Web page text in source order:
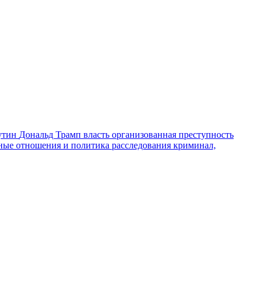
Дональд Трамп власть организованная преступность
отношения и политика расследования криминал,